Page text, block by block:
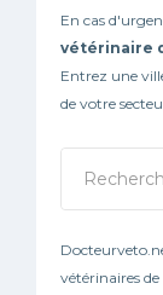
En cas
vétérinaire
Entrez une
de votre
vétérinaires